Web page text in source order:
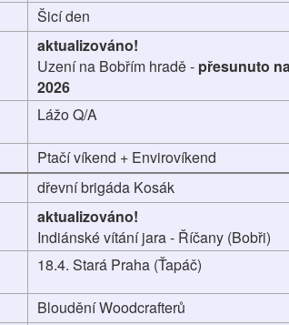
Šicí den
aktualizováno!
Uzení na Bobřím hradě - přesunuto
2026
Lážo Q/A
Ptačí víkend + Envirovíkend
dřevní brigáda Kosák
aktualizováno!
Indiánské vítání jara - Říčany (Bobři)
18.4. Stará Praha (Ťapáč)
Bloudění Woodcrafterů